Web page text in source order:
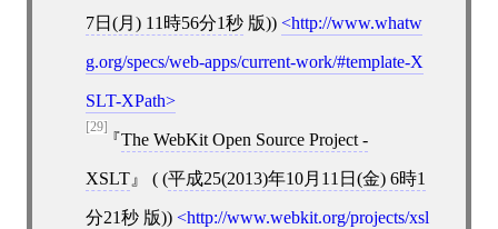
7日(月) 11時56分1秒版)) http://www.whatw
g.org/specs/web-apps/current-work/#template-X
SLT-XPath
[29]
The WebKit Open Source Project -
XSLT ( (平成25(2013)年10月11日(金) 6時1
分21秒版)) http://www.webkit.org/projects/xsl